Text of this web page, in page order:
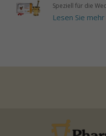
Speziell für die
Lesen Sie mehr